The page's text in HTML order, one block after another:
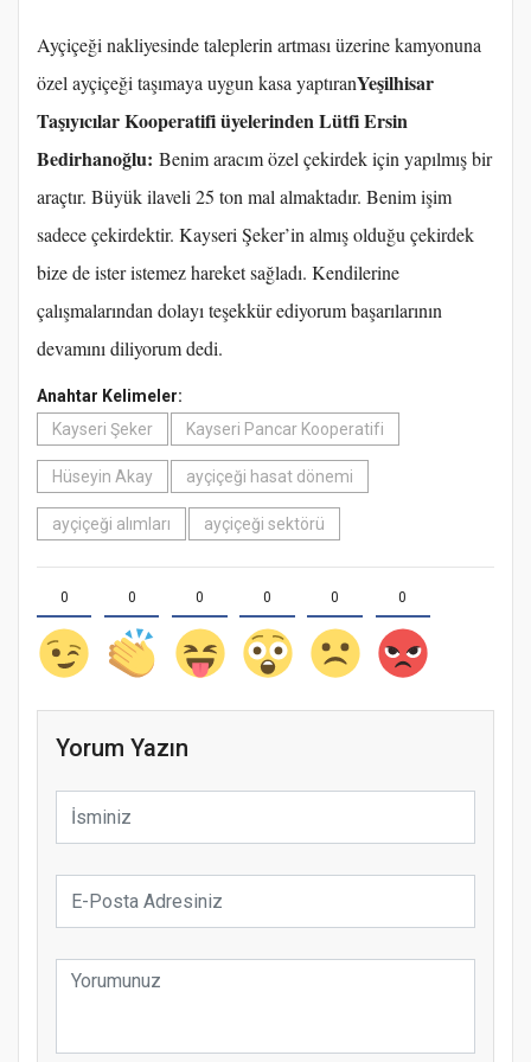
Ayçiçeği nakliyesinde taleplerin artması üzerine kamyonuna
özel ayçiçeği taşımaya uygun kasa yaptıranYeşilhisar
Taşıyıcılar Kooperatifi üyelerinden Lütfi Ersin
Bedirhanoğlu: Benim aracım özel çekirdek için yapılmış bir
araçtır. Büyük ilaveli 25 ton mal almaktadır. Benim işim
sadece çekirdektir. Kayseri Şeker’in almış olduğu çekirdek
bize de ister istemez hareket sağladı. Kendilerine
çalışmalarından dolayı teşekkür ediyorum başarılarının
devamını diliyorum dedi.
Anahtar Kelimeler:
Kayseri Şeker
Kayseri Pancar Kooperatifi
Hüseyin Akay ayçiçeği hasat dönemi
ayçiçeği alımları ayçiçeği sektörü
0 0 0 0 0 0
Yorum Yazın